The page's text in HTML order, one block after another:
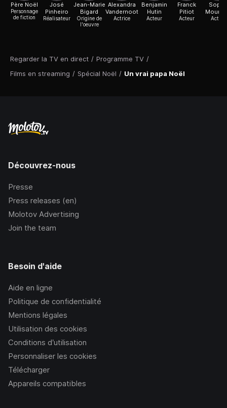
Regarder la TV en direct / Programme TV /
Films en streaming / Spécial Noël / Un vrai papa Noël
Père Noël
Personnage
de fiction
José
Pinheiro
Réalisateur
Jean-Marie
Bigard
Origine de
l'oeuvre
Alexandra
Vandernoot
Actrice
Benjamin
Hutin
Acteur
Franck
Pitiot
Acteur Actrice
Découvrez-nous
Presse
Press releases (en)
Molotov Advertising
Join the team
Besoin d'aide
Aide en ligne
Politique de confidentialité
Mentions légales
Utilisation des cookies
Conditions d’utilisation
Personnaliser les cookies
Télécharger
Appareils compatibles